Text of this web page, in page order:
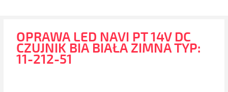
OPRAWA LED NAVI PT 14V DC
CZUJNIK BIA BIAŁA ZIMNA TYP:
11-212-51